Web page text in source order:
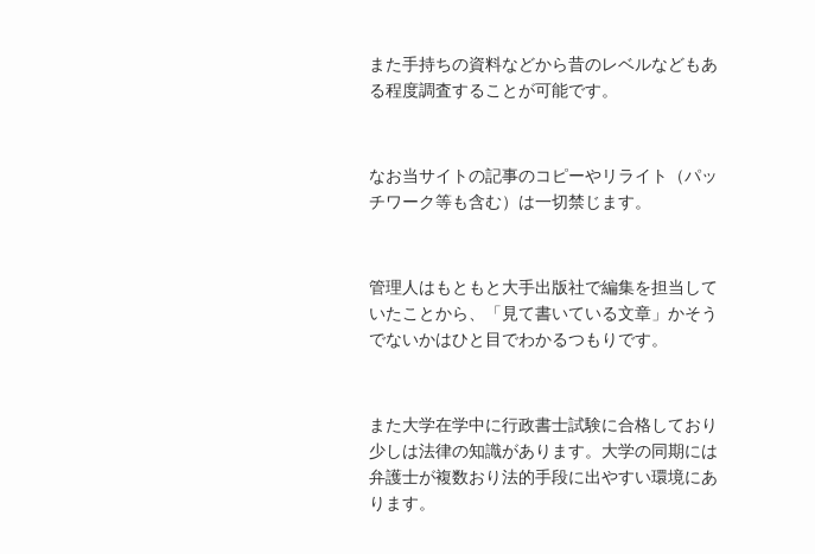
また手持ちの資料などから昔のレベルなどもあ
る程度調査することが可能です。
なお当サイトの記事のコピーやリライト（パッ
チワーク等も含む）は一切禁じます。
管理人はもともと大手出版社で編集を担当して
いたことから、「見て書いている文章」かそう
でないかはひと目でわかるつもりです。
また大学在学中に行政書士試験に合格しており
少しは法律の知識があります。大学の同期には
弁護士が複数おり法的手段に出やすい環境にあ
ります。